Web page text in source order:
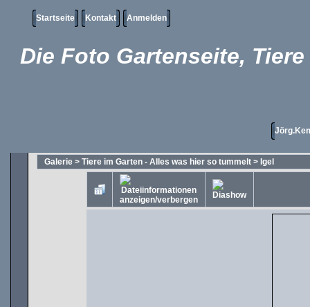
Startseite Kontakt Anmelden
Die Foto Gartenseite,
Galerie > Tiere im Garten - Alles was hier so tummelt > Igel